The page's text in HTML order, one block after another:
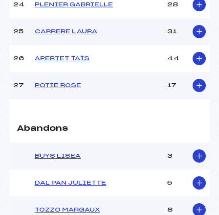
24 PLENIER GABRIELLE 28
25 CARRERE LAURA 31
26 APERTET TAÏS 44
27 POTIE ROSE 17
Abandons
BUYS LISEA 3
DAL PAN JULIETTE 5
TOZZO MARGAUX 8